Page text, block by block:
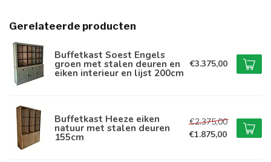
Gerelateerde producten
Buffetkast Soest Engels
groen met stalen deuren en
eiken interieur en lijst 200cm
€3.375,00
Buffetkast Heeze eiken
natuur met stalen deuren
155cm
€2.375,00
€1.875,00